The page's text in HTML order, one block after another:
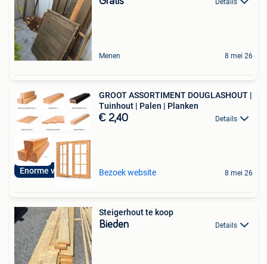
Menen 8 mei 26
GROOT ASSORTIMENT DOUGLASHOUT |
Tuinhout | Palen | Planken
€ 2,40 Details
Bezoek website 8 mei 26
Steigerhout te koop
Bieden Details